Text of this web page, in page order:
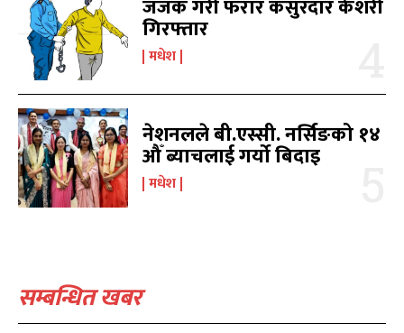
मनोरञ्जन 10
पत्रपत्रिका
संवाद 7
विचार
गण्डकी 6
मनोरञ्जन 10
पत्रपत्रिका
संवाद 7
विचार
गण्डकी 6
जजक गरी फरार कसुरदार केशरी
गिरफ्तार
मधेश
नेशनलले बी.एस्सी. नर्सिङको १४
औँ ब्याचलाई गर्यो बिदाइ
मधेश
सम्बन्धित खबर